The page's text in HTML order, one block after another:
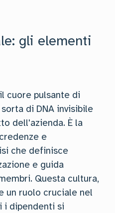
gli elementi
cuore pulsante di
di DNA invisibile
dell'azienda. È la
e
che definisce
e guida
Questa cultura,
un ruolo cruciale nel
i dipendenti si